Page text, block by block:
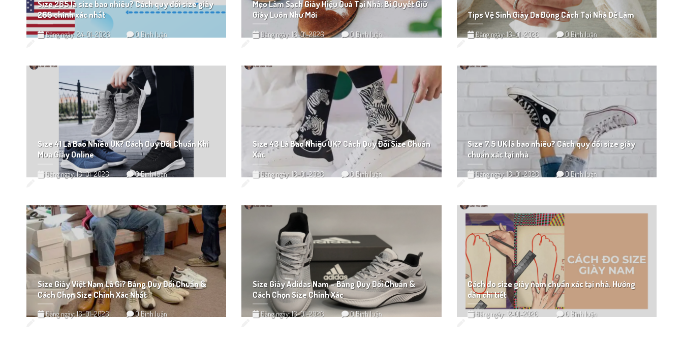
Size 265 là size bao nhiêu? Cách quy đổi size giày
265 chính xác nhất
Đăng ngày: 24-01-2026 0 Bình luận
Mẹo Làm Sạch Giày Hiệu Quả Tại Nhà: Bí Quyết Giữ
Giày Luôn Như Mới
Đăng ngày: 16-01-2026 0 Bình luận
Tips Vệ Sinh Giày Da Đúng Cách Tại Nhà Dễ Làm
Đăng ngày: 16-01-2026 0 Bình luận
Size 41 Là Bao Nhiêu UK? Cách Quy Đổi Chuẩn Khi
Mua Giày Online
Đăng ngày: 16-01-2026 0 Bình luận
Size 43 Là Bao Nhiêu UK? Cách Quy Đổi Size Chuẩn
Xác
Đăng ngày: 16-01-2026 0 Bình luận
Size 7.5 UK là bao nhiêu? Cách quy đổi size giày
chuẩn xác tại nhà
Đăng ngày: 16-01-2026 0 Bình luận
Size Giày Việt Nam Là Gì? Bảng Quy Đổi Chuẩn &
Cách Chọn Size Chính Xác Nhất
Đăng ngày: 16-01-2026 0 Bình luận
Size Giày Adidas Nam – Bảng Quy Đổi Chuẩn &
Cách Chọn Size Chính Xác
Đăng ngày: 16-01-2026 0 Bình luận
Cách đo size giày nam chuẩn xác tại nhà. Hướng
dẫn chi tiết
Đăng ngày: 12-01-2026 0 Bình luận